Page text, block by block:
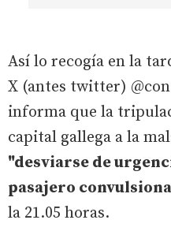
Así lo recogía en la
X (antes twitter)
informa que la
capital gallega a la
"desviarse de
pasajero
la 21.05 horas.